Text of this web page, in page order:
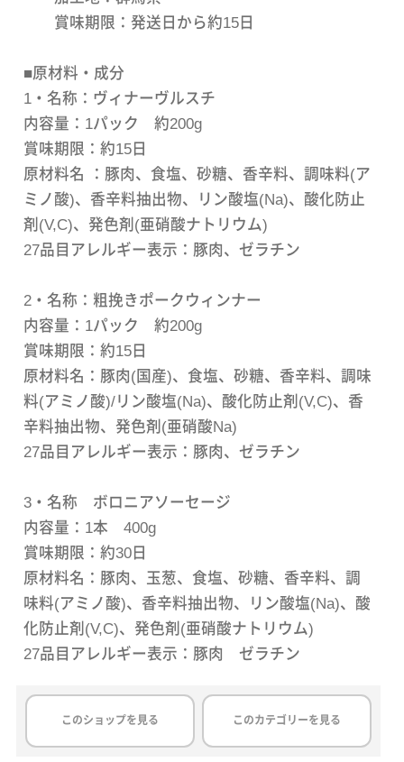
賞味期限：発送日から約15日
■原材料・成分
1・名称：ヴィナーヴルスチ
内容量：1パック 約200g
賞味期限：約15日
原材料名 ：豚肉、食塩、砂糖、香辛料、調味料(ア
ミノ酸)、香辛料抽出物、リン酸塩(Na)、酸化防止
剤(V,C)、発色剤(亜硝酸ナトリウム)
27品目アレルギー表示：豚肉、ゼラチン
2・名称：粗挽きポークウィンナー
内容量：1パック 約200g
賞味期限：約15日
原材料名：豚肉(国産)、食塩、砂糖、香辛料、調味
料(アミノ酸)/リン酸塩(Na)、酸化防止剤(V,C)、香
辛料抽出物、発色剤(亜硝酸Na)
27品目アレルギー表示：豚肉、ゼラチン
3・名称 ボロニアソーセージ
内容量：1本 400g
賞味期限：約30日
原材料名：豚肉、玉葱、食塩、砂糖、香辛料、調
味料(アミノ酸)、香辛料抽出物、リン酸塩(Na)、酸
化防止剤(V,C)、発色剤(亜硝酸ナトリウム)
27品目アレルギー表示：豚肉 ゼラチン
このショップを見る このカテゴリーを見る